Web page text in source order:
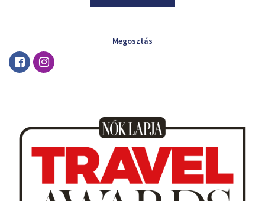
Megosztás